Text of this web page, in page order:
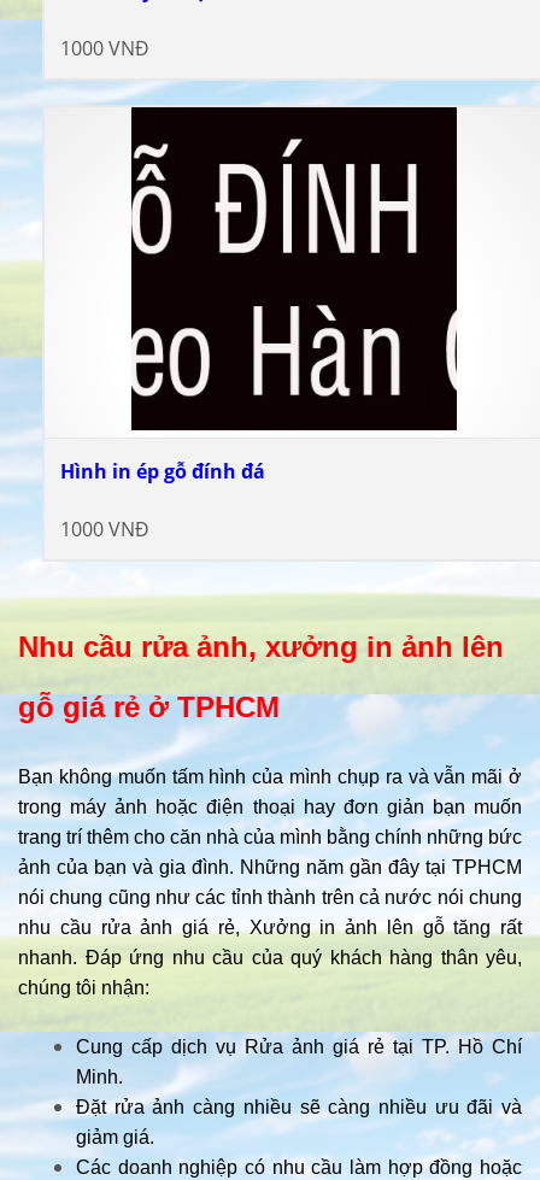
1000 VNĐ
Hình in ép gỗ đính đá
1000 VNĐ
Nhu cầu rửa ảnh, xưởng in ảnh lên
gỗ giá rẻ ở TPHCM
Bạn không muốn tấm hình của mình chụp ra và vẫn mãi ở
trong máy ảnh hoặc điện thoại hay đơn giản bạn muốn
trang trí thêm cho căn nhà của mình bằng chính những bức
ảnh của bạn và gia đình. Những năm gần đây tại TPHCM
nói chung cũng như các tỉnh thành trên cả nước nói chung
nhu cầu rửa ảnh giá rẻ, Xưởng in ảnh lên gỗ tăng rất
nhanh. Đáp ứng nhu cầu của quý khách hàng thân yêu,
chúng tôi nhận:
Cung cấp dịch vụ Rửa ảnh giá rẻ tại TP. Hồ Chí
Minh.
Đặt rửa ảnh càng nhiều sẽ càng nhiều ưu đãi và
giảm giá.
Các doanh nghiệp có nhu cầu làm hợp đồng hoặc